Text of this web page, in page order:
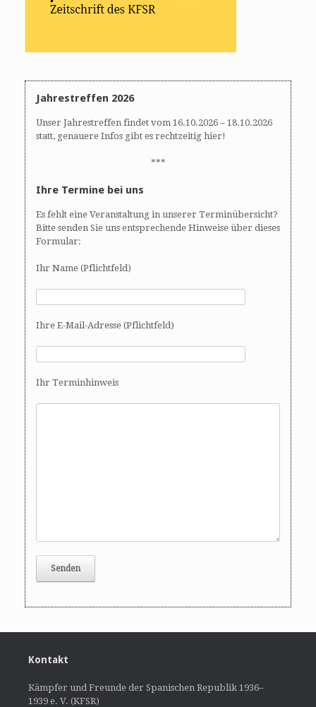
Jahrestreffen 2026
Unser Jahrestreffen findet vom 16.10.2026 – 18.10.2026
statt, genauere Infos gibt es rechtzeitig hier!
***
Ihre Termine bei uns
Es fehlt eine Veranstaltung in unserer Terminübersicht?
Bitte senden Sie uns entsprechende Hinweise über dieses
Formular:
Ihr Name (Pflichtfeld)
Ihre E-Mail-Adresse (Pflichtfeld)
Ihr Terminhinweis
Kontakt
Kämpfer und Freunde der Spanischen Republik 1936–
1939 e. V. (KFSR)